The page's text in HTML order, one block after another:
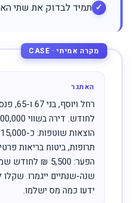
תמיד לבדוק את שתי
האתגר
תרופות, ביטוח בריאות
הפער: 5,500 ₪
שנה-שנתיים ייגמרו.
ידעו כמה מס ישלמו.